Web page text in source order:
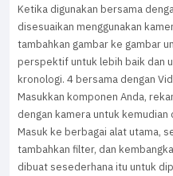
Ketika digunakan bersama
disesuaikan menggunakan
tambahkan gambar ke gambar
perspektif untuk lebih baik dan
kronologi. 4 bersama dengan
Masukkan komponen Anda,
dengan kamera untuk
Masuk ke berbagai alat utama,
tambahkan filter, dan
dibuat sesederhana itu untuk